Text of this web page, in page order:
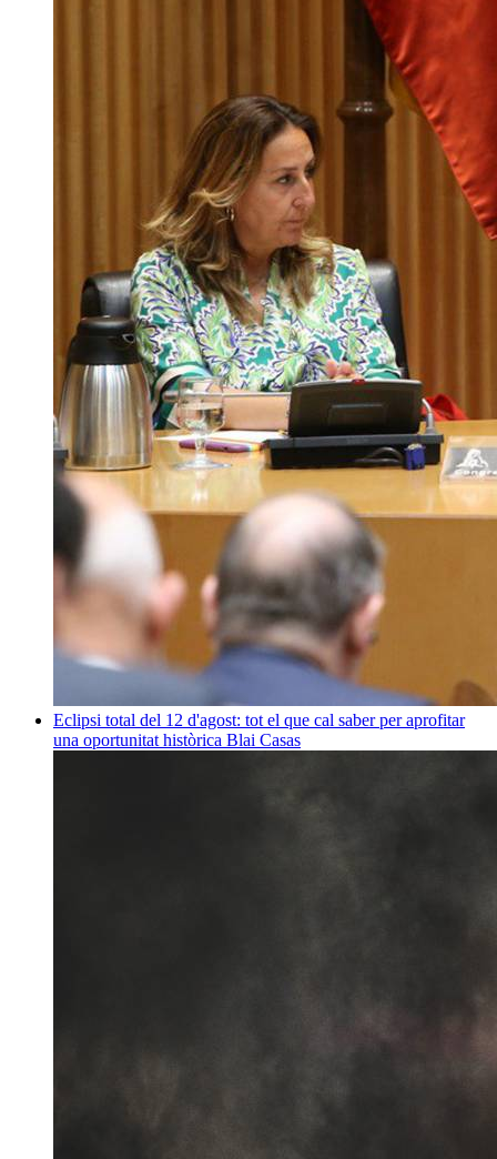
Eclipsi total del 12 d'agost: tot el que cal saber per aprofitar
una oportunitat històrica Blai Casas